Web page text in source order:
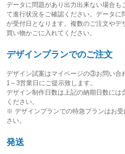
データに問題があり出力出来ない場合も
て進行状況をご確認ください。データに
が受付日 となります。複数のご注文やデ
買い物かごに入れてください。
デザインプランでのご注文
デザイン試案はマイページの③お問い合
1～3営業日 にご提示致します。
デザイン制作日数は上記の納期日数には
ください。
※ デザインプランでの特急プランはお
さい。
発送